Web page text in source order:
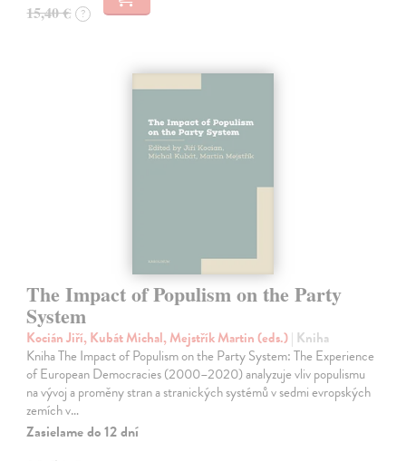
15,40 € ?
The Impact of Populism on the Party
System
Kocián Jiří, Kubát Michal, Mejstřík Martin (eds.)| Kniha
Kniha The Impact of Populism on the Party System: The Experience
of European Democracies (2000–2020) analyzuje vliv populismu
na vývoj a proměny stran a stranických systémů v sedmi evropských
zemích v…
Zasielame do 12 dní